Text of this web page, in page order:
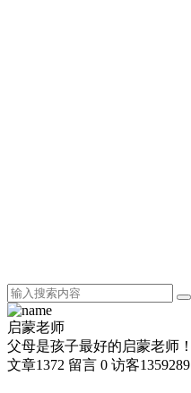
启蒙老师
父母是孩子最好的启蒙老师！
文章1372 留言 0 访客1359289